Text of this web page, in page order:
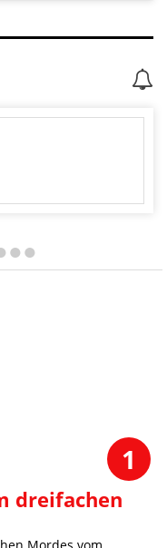
1
dreifachen
Mordes vom
ANTWORTEN